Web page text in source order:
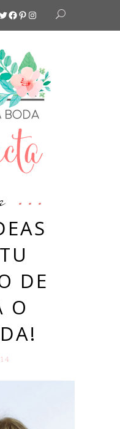
Twitter
Facebook
Pinterest
Instagram
DE
O